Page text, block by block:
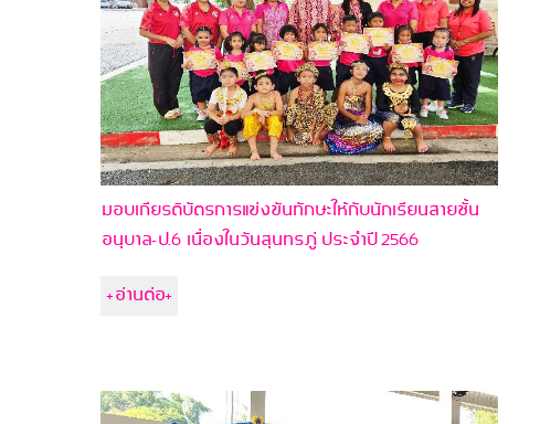
มอบเกียรติบัตรการแข่งขันทักษะให้กับนักเรียนสายชั้น
อนุบาล-ป.6 เนื่องในวันสุนทรภู่ ประจำปี 2566
+อ่านต่อ+